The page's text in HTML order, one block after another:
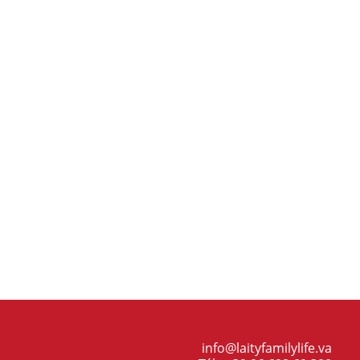
info@laityfamilylife.va